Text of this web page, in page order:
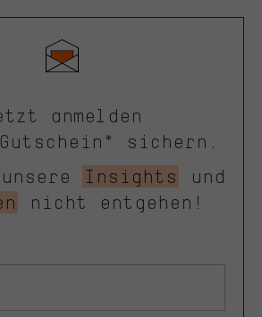
anmelden
sichern.
Insights
und
nicht entgehen!